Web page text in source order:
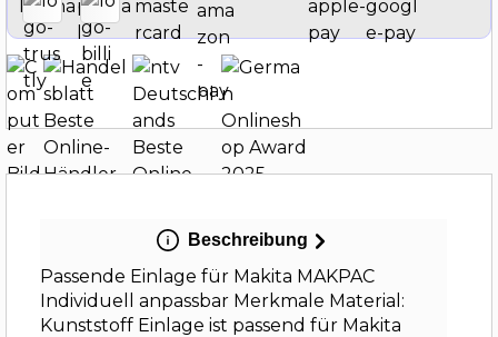
Beschreibung
Passende Einlage für Makita MAKPAC
Individuell anpassbar Merkmale Material:
Kunststoff Einlage ist passend für Makita